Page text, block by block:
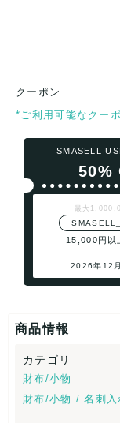
クーポン
*ご利用可能なクー
SMASELL
50%
最大
15,000円以
2026年12
商品情報
カテゴリ
財布/小物
財布/小物 / 名刺入